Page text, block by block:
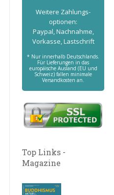
Weitere Zahlungs­
optionen:
Paypal, Nachnahme,
Vorkasse, Lastschrift
* Nur innerhalb Deutschlands.
Für Lieferungen in das
europäische Ausland (EU und
Schweiz) fallen minimale
Versandkosten an.
Top Links -
Magazine